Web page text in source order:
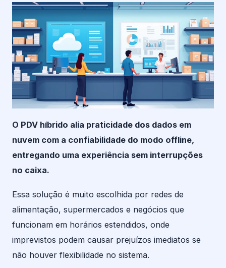
O PDV híbrido alia praticidade dos dados em
nuvem com a confiabilidade do modo offline,
entregando uma experiência sem interrupções
no caixa.
Essa solução é muito escolhida por redes de
alimentação, supermercados e negócios que
funcionam em horários estendidos, onde
imprevistos podem causar prejuízos imediatos se
não houver flexibilidade no sistema.